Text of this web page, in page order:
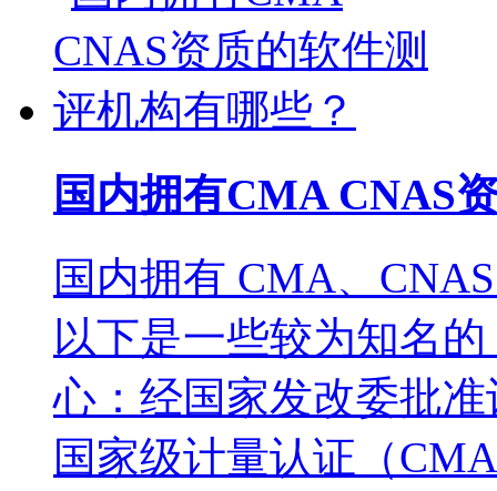
国内拥有CMA CNAS
国内拥有 CMA、
以下是一些较为知名
心：经国家发改委批
国家级计量认证（